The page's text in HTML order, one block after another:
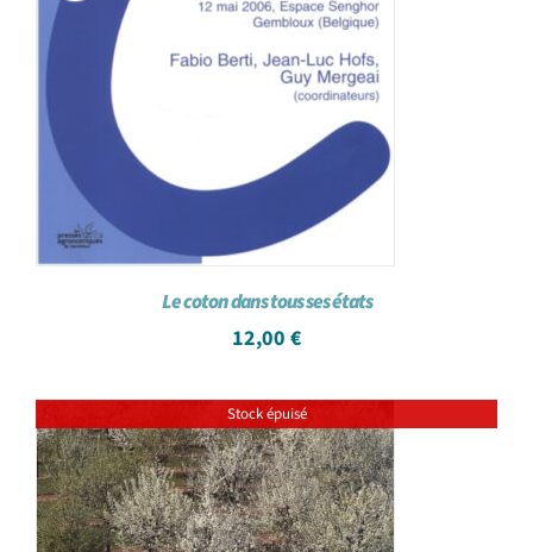
Le coton dans tous ses états
12,00 €
Stock épuisé